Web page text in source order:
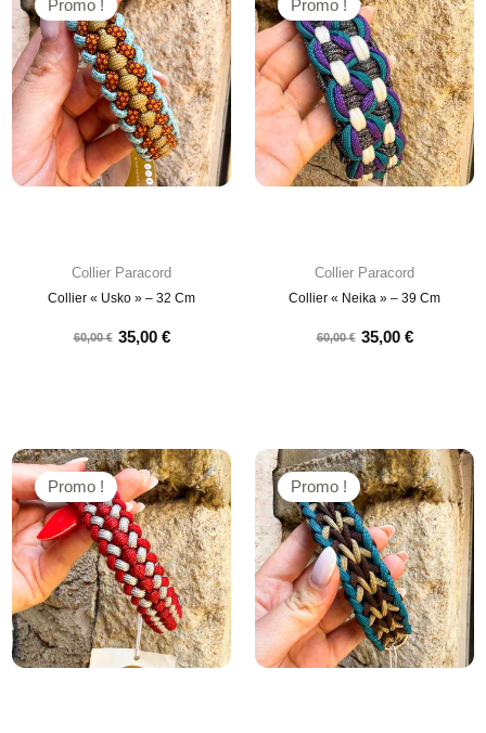
Collier Paracord
Collier « Usko » – 32 Cm
60,00€ 35,00 €
Promo !
Collier Paracord
Collier « Neika » – 39 Cm
60,00€ 35,00 €
Promo !
Promo ! Promo !